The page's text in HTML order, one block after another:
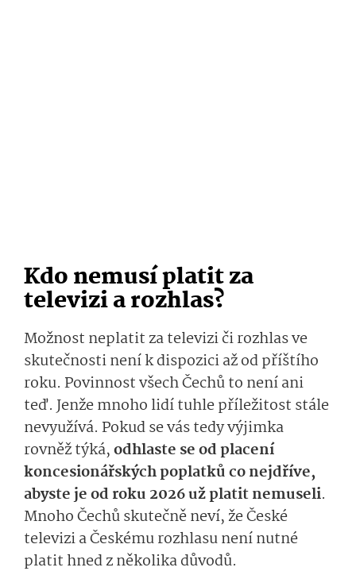
Kdo nemusí platit za
televizi a rozhlas?
Možnost neplatit za televizi či rozhlas ve
skutečnosti není k dispozici až od příštího
roku. Povinnost všech Čechů to není ani
teď. Jenže mnoho lidí tuhle příležitost stále
nevyužívá. Pokud se vás tedy výjimka
rovněž týká,odhlaste se od placení
koncesionářských poplatků co nejdříve,
abyste je od roku 2026 už platit nemuseli.
Mnoho Čechů skutečně neví, že České
televizi a Českému rozhlasu není nutné
platit hned z několika důvodů.